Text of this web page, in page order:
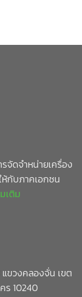
จัดจำหน่ายเครื่อง
กับภาคเอกชน
เติม
แขวงคลองจั่น เขต
ร 10240